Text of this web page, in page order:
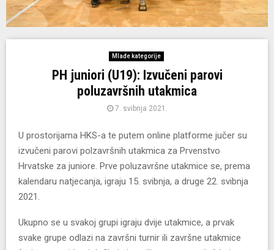
Mlađe kategorije
PH juniori (U19): Izvučeni parovi
poluzavršnih utakmica
7. svibnja 2021.
U prostorijama HKS-a te putem online platforme jučer su
izvučeni parovi polzavršnih utakmica za Prvenstvo
Hrvatske za juniore. Prve poluzavršne utakmice se, prema
kalendaru natjecanja, igraju 15. svibnja, a druge 22. svibnja
2021.
Ukupno se u svakoj grupi igraju dvije utakmice, a prvak
svake grupe odlazi na završni turnir ili završne utakmice